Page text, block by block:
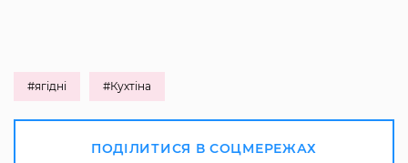
#ягідні #Кухтіна
ПОДІЛИТИСЯ В СОЦМЕРЕЖАХ